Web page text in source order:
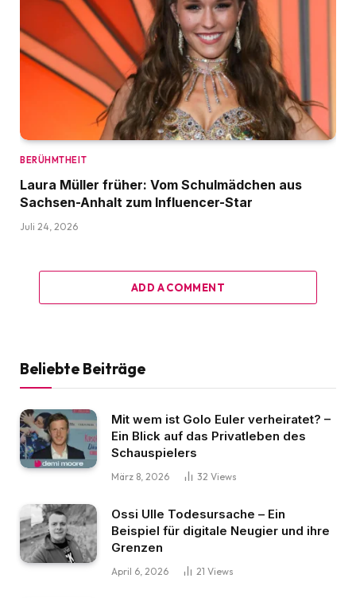
BERÜHMTHEIT
Laura Müller früher: Vom Schulmädchen aus
Sachsen-Anhalt zum Influencer-Star
Juli 24, 2026
ADD A COMMENT
Beliebte Beiträge
Mit wem ist Golo Euler verheiratet? –
Ein Blick auf das Privatleben des
Schauspielers
März 8, 2026 32 Views
Ossi Ulle Todesursache – Ein
Beispiel für digitale Neugier und ihre
Grenzen
April 6, 2026 21 Views